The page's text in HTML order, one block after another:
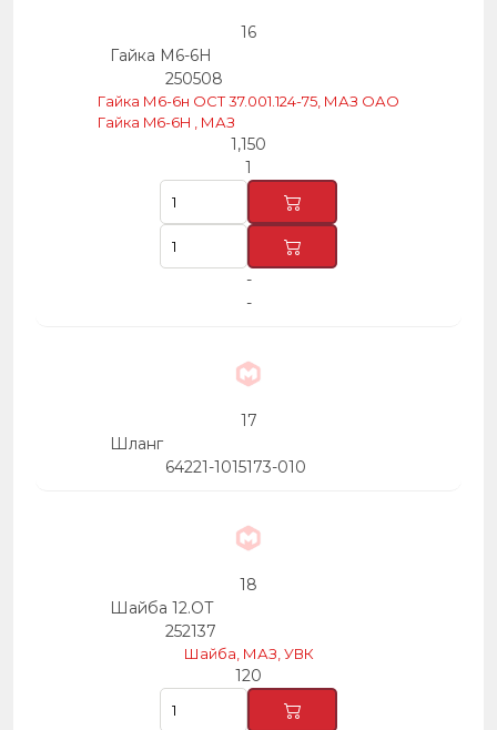
16
Гайка М6-6Н
250508
Гайка М6-6н ОСТ 37.001.124-75, МАЗ ОАО
Гайка M6-6H , МАЗ
1,150
1
-
-
17
Шланг
64221-1015173-010
18
Шайба 12.ОТ
252137
Шайба, МАЗ, УВК
120